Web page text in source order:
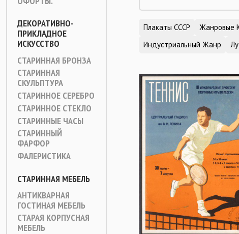
ДЕКОРАТИВНО-
ПРИКЛАДНОЕ
ИСКУССТВО
СТАРИННАЯ БРОНЗА
СТАРИННАЯ
СКУЛЬПТУРА
СТАРИННОЕ СЕРЕБРО
СТАРИННОЕ СТЕКЛО
СТАРИННЫЕ ЧАСЫ
СТАРИННЫЙ
ФАРФОР
ФАЛЕРИСТИКА
СТАРИННАЯ МЕБЕЛЬ
АНТИКВАРНАЯ
ГОСТИНАЯ МЕБЕЛЬ
СТАРАЯ КОРПУСНАЯ
МЕБЕЛЬ
Плакаты СССР Жанровые
Индустриальный Жанр